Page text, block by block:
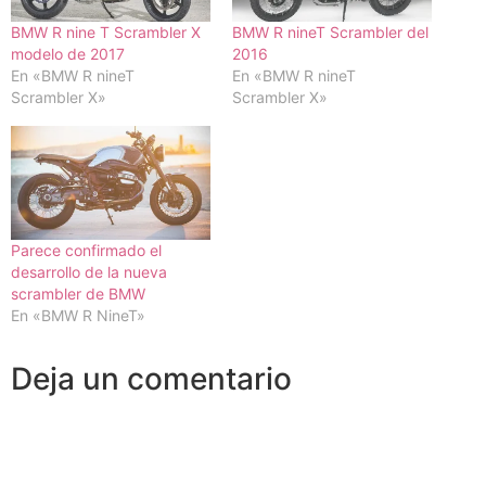
BMW R nine T Scrambler X
modelo de 2017
En «BMW R nineT
Scrambler X»
BMW R nineT Scrambler del
2016
En «BMW R nineT
Scrambler X»
Parece confirmado el
desarrollo de la nueva
scrambler de BMW
En «BMW R NineT»
Deja un comentario